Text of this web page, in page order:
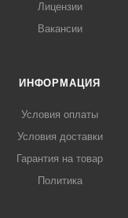
Лицензии
Вакансии
ИНФОРМАЦИЯ
Условия оплаты
Условия доставки
Гарантия на товар
Политика